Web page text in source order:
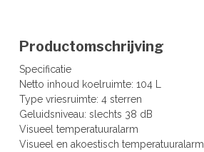
Productomschrijving
Specificatie
Netto inhoud koelruimte: 104 L
Type vriesruimte: 4 sterren
Geluidsniveau: slechts 38 dB
Visueel temperatuuralarm
Visueel en akoestisch temperatuuralarm